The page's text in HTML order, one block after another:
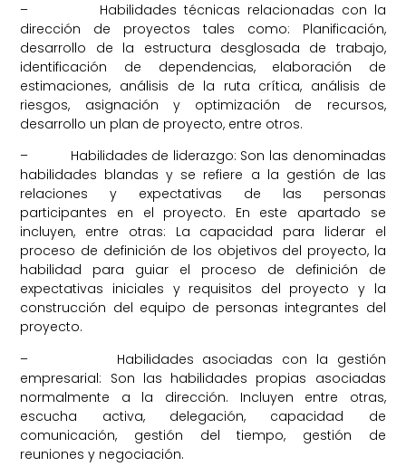
– Habilidades técnicas relacionadas con la
dirección de proyectos tales como: Planificación,
desarrollo de la estructura desglosada de trabajo,
identificación de dependencias, elaboración de
estimaciones, análisis de la ruta crítica, análisis de
riesgos, asignación y optimización de recursos,
desarrollo un plan de proyecto, entre otros.
– Habilidades de liderazgo: Son las denominadas
habilidades blandas y se refiere a la gestión de las
relaciones y expectativas de las personas
participantes en el proyecto. En este apartado se
incluyen, entre otras: La capacidad para liderar el
proceso de definición de los objetivos del proyecto, la
habilidad para guiar el proceso de definición de
expectativas iniciales y requisitos del proyecto y la
construcción del equipo de personas integrantes del
proyecto.
– Habilidades asociadas con la gestión
empresarial: Son las habilidades propias asociadas
normalmente a la dirección. Incluyen entre otras,
escucha activa, delegación, capacidad de
comunicación, gestión del tiempo, gestión de
reuniones y negociación.